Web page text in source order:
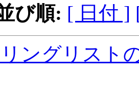
び順: [ 日付 ]
ングリスト